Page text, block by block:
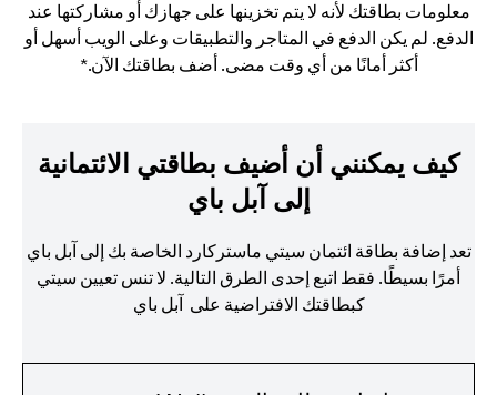
معلومات بطاقتك لأنه لا يتم تخزينها على جهازك أو مشاركتها عند
الدفع. لم يكن الدفع في المتاجر والتطبيقات وعلى الويب أسهل أو
أكثر أمانًا من أي وقت مضى. أضف بطاقتك الآن.*
كيف يمكنني أن أضيف بطاقتي الائتمانية
إلى آبل باي
تعد إضافة بطاقة ائتمان سيتي ماستركارد الخاصة بك إلى آبل باي
أمرًا بسيطًا. فقط اتبع إحدى الطرق التالية. لا تنس تعيين سيتي
كبطاقتك الافتراضية على آبل باي